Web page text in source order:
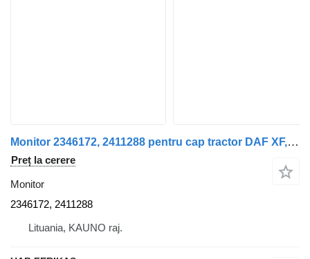
Monitor 2346172, 2411288 pentru cap tractor DAF XF, XG
Preț la cerere
Monitor
2346172, 2411288
Lituania, KAUNO raj.